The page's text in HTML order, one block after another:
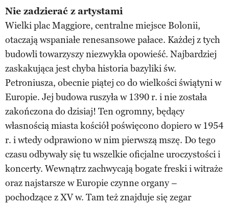
Nie zadzierać z artystami
Wielki plac Maggiore, centralne miejsce Bolonii,
otaczają wspaniałe renesansowe pałace. Każdej z tych
budowli towarzyszy niezwykła opowieść. Najbardziej
zaskakująca jest chyba historia bazyliki św.
Petroniusza, obecnie piątej co do wielkości świątyni w
Europie. Jej budowa ruszyła w 1390 r. i nie została
zakończona do dzisiaj! Ten ogromny, będący
własnością miasta kościół poświęcono dopiero w 1954
r. i wtedy odprawiono w nim pierwszą mszę. Do tego
czasu odbywały się tu wszelkie oficjalne uroczystości i
koncerty. Wewnątrz zachwycają bogate freski i witraże
oraz najstarsze w Europie czynne organy –
pochodzące z XV w. Tam też znajduje się zegar